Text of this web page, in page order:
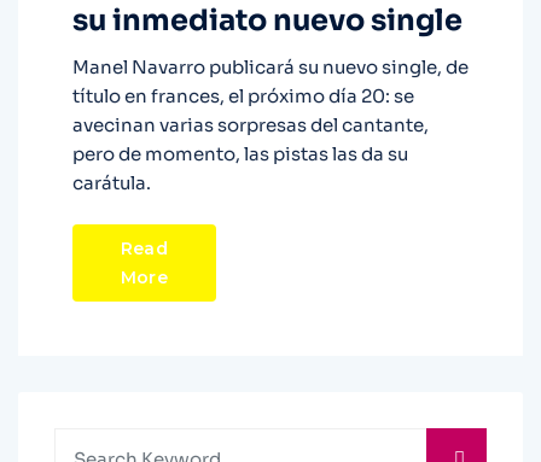
su inmediato nuevo single
Manel Navarro publicará su nuevo single, de
título en frances, el próximo día 20: se
avecinan varias sorpresas del cantante,
pero de momento, las pistas las da su
carátula.
Read
More